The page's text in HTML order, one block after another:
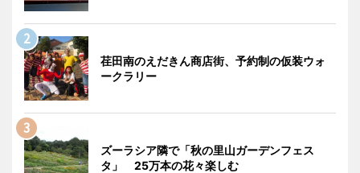
荏田南のえだきん商店街、予約制の仮装ウォ
ークラリー
ズーラシア隣で「秋の里山ガーデンフェス
タ」 25万本の花々楽しむ